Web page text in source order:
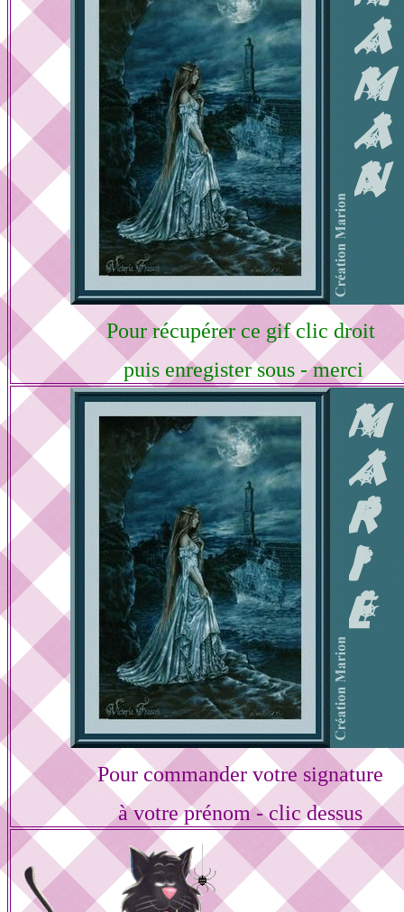
Pour récupérer ce gif clic droit
puis enregister sous - merci
Pour commander votre signature
à votre prénom - clic dessus